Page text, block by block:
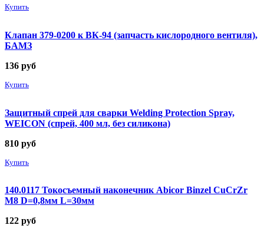
Купить
Клапан 379-0200 к ВК-94 (запчасть кислородного вентиля),
БАМЗ
136 руб
Купить
Защитный спрей для сварки Welding Protection Spray,
WEICON (спрей, 400 мл, без силикона)
810 руб
Купить
140.0117 Токосъемный наконечник Abicor Binzel CuCrZr
М8 D=0,8мм L=30мм
122 руб